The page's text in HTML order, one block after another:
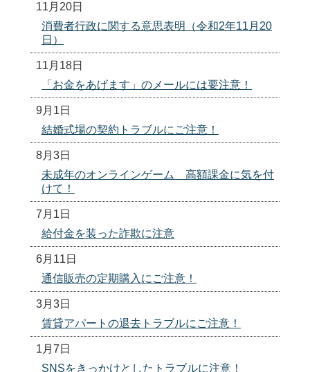
11月20日
消費者行政に関する意思表明（令和2年11月20
日）
11月18日
「お金をあげます」のメールには要注意！
9月1日
結婚式場の契約トラブルにご注意！
8月3日
未成年のオンラインゲーム 高額課金に気を付
けて！
7月1日
給付金を装った詐欺に注意
6月11日
通信販売の定期購入にご注意！
3月3日
賃貸アパートの退去トラブルにご注意！
1月7日
SNSをきっかけとしたトラブルに注意！